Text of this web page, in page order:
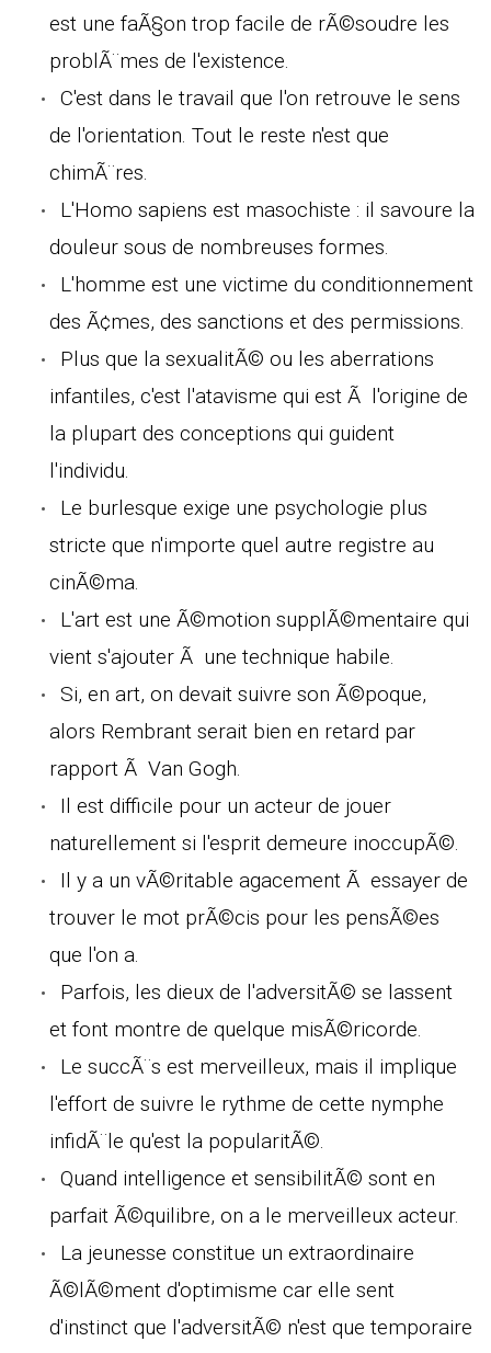
est une faÃ§on trop facile de rÃ©soudre les
problÃ¨mes de l'existence.
C'est dans le travail que l'on retrouve le sens
de l'orientation. Tout le reste n'est que
chimÃ¨res.
L'Homo sapiens est masochiste : il savoure la
douleur sous de nombreuses formes.
L'homme est une victime du conditionnement
des Ã¢mes, des sanctions et des permissions.
Plus que la sexualitÃ© ou les aberrations
infantiles, c'est l'atavisme qui est Ã l'origine de
la plupart des conceptions qui guident
l'individu.
Le burlesque exige une psychologie plus
stricte que n'importe quel autre registre au
cinÃ©ma.
L'art est une Ã©motion supplÃ©mentaire qui
vient s'ajouter Ã une technique habile.
Si, en art, on devait suivre son Ã©poque,
alors Rembrant serait bien en retard par
rapport Ã Van Gogh.
Il est difficile pour un acteur de jouer
naturellement si l'esprit demeure inoccupÃ©.
Il y a un vÃ©ritable agacement Ã essayer de
trouver le mot prÃ©cis pour les pensÃ©es
que l'on a.
Parfois, les dieux de l'adversitÃ© se lassent
et font montre de quelque misÃ©ricorde.
Le succÃ¨s est merveilleux, mais il implique
l'effort de suivre le rythme de cette nymphe
infidÃ¨le qu'est la popularitÃ©.
Quand intelligence et sensibilitÃ© sont en
parfait Ã©quilibre, on a le merveilleux acteur.
La jeunesse constitue un extraordinaire
Ã©lÃ©ment d'optimisme car elle sent
d'instinct que l'adversitÃ© n'est que temporaire